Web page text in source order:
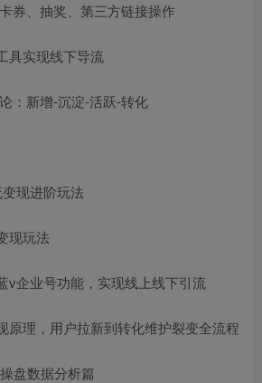
券、抽奖、第三方链接操作
具实现线下导流
：新增-沉淀-活跃-转化
现进阶玩法
现玩法
v企业号功能，实现线上线下引流
原理，用户拉新到转化维护裂变全流程
盘数据分析篇